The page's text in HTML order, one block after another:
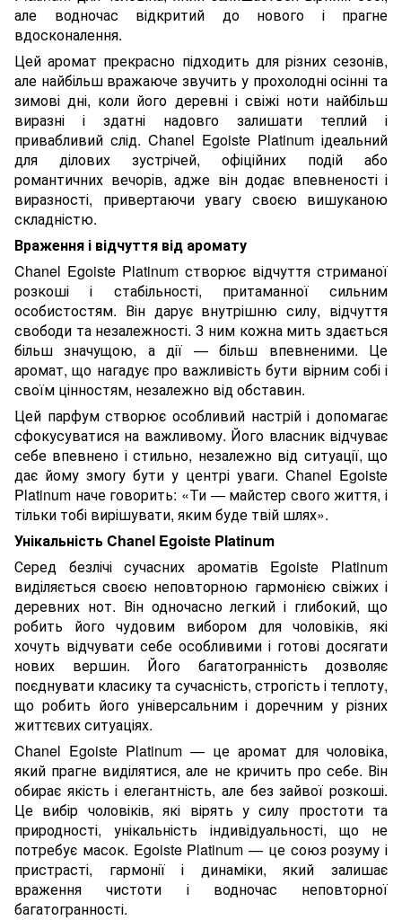
але водночас відкритий до нового і прагне
вдосконалення.
Цей аромат прекрасно підходить для різних сезонів,
але найбільш вражаюче звучить у прохолодні осінні та
зимові дні, коли його деревні і свіжі ноти найбільш
виразні і здатні надовго залишати теплий і
привабливий слід. Chanel Egoiste Platinum ідеальний
для ділових зустрічей, офіційних подій або
романтичних вечорів, адже він додає впевненості і
виразності, привертаючи увагу своєю вишуканою
складністю.
Враження і відчуття від аромату
Chanel Egoiste Platinum створює відчуття стриманої
розкоші і стабільності, притаманної сильним
особистостям. Він дарує внутрішню силу, відчуття
свободи та незалежності. З ним кожна мить здається
більш значущою, а дії — більш впевненими. Це
аромат, що нагадує про важливість бути вірним собі і
своїм цінностям, незалежно від обставин.
Цей парфум створює особливий настрій і допомагає
сфокусуватися на важливому. Його власник відчуває
себе впевнено і стильно, незалежно від ситуації, що
дає йому змогу бути у центрі уваги. Chanel Egoiste
Platinum наче говорить: «Ти — майстер свого життя, і
тільки тобі вирішувати, яким буде твій шлях».
Унікальність Chanel Egoiste Platinum
Серед безлічі сучасних ароматів Egoiste Platinum
виділяється своєю неповторною гармонією свіжих і
деревних нот. Він одночасно легкий і глибокий, що
робить його чудовим вибором для чоловіків, які
хочуть відчувати себе особливими і готові досягати
нових вершин. Його багатогранність дозволяє
поєднувати класику та сучасність, строгість і теплоту,
що робить його універсальним і доречним у різних
життєвих ситуаціях.
Chanel Egoiste Platinum — це аромат для чоловіка,
який прагне виділятися, але не кричить про себе. Він
обирає якість і елегантність, але без зайвої розкоші.
Це вибір чоловіків, які вірять у силу простоти та
природності, унікальність індивідуальності, що не
потребує масок. Egoiste Platinum — це союз розуму і
пристрасті, гармонії і динаміки, який залишає
враження чистоти і водночас неповторної
багатогранності.